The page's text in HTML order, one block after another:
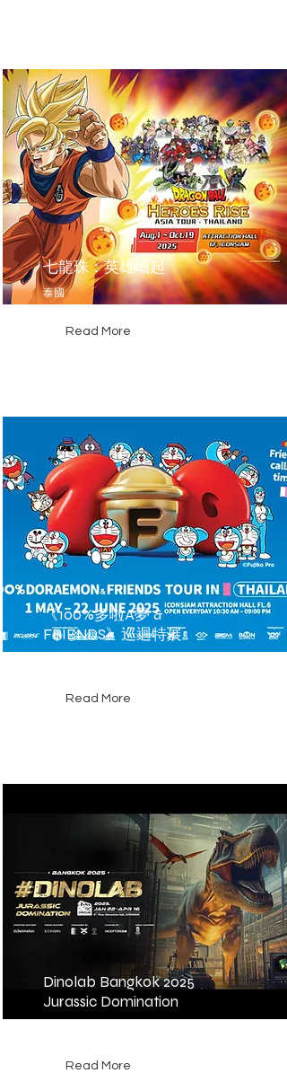
七龍珠：英雄崛起
泰國
Read More
《100%多啦A夢 &
FRIENDS》巡迴特展
Read More
Dinolab Bangkok 2025
Jurassic Domination
Read More